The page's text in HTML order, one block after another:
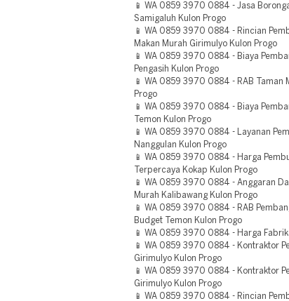
📱 WA 0859 3970 0884 - Jasa
Samigaluh Kulon Progo
📱 WA 0859 3970 0884 - Rincian
Makan Murah Girimulyo Kulon Progo
📱 WA 0859 3970 0884 - Biaya
Pengasih Kulon Progo
📱 WA 0859 3970 0884 - RAB Taman
Progo
📱 WA 0859 3970 0884 - Biaya
Temon Kulon Progo
📱 WA 0859 3970 0884 - Layanan
Nanggulan Kulon Progo
📱 WA 0859 3970 0884 - Harga
Terpercaya Kokap Kulon Progo
📱 WA 0859 3970 0884 - Anggaran
Murah Kalibawang Kulon Progo
📱 WA 0859 3970 0884 - RAB
Budget Temon Kulon Progo
📱 WA 0859 3970 0884 - Harga
📱 WA 0859 3970 0884 - Kontraktor
Girimulyo Kulon Progo
📱 WA 0859 3970 0884 - Kontraktor
Girimulyo Kulon Progo
📱 WA 0859 3970 0884 - Rincian